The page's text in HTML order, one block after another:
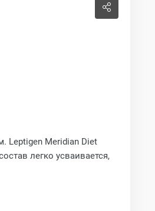
Leptigen Meridian Diet
легко усваивается,